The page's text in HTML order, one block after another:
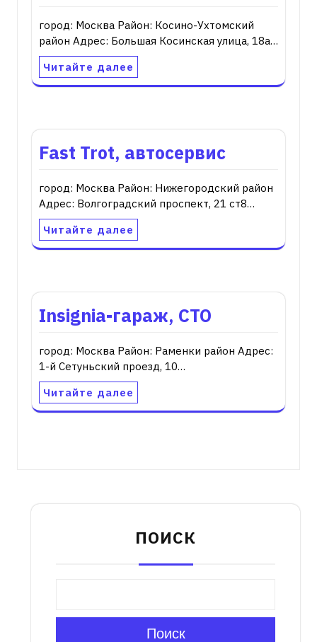
город: Москва Район: Косино-Ухтомский
район Адрес: Большая Косинская улица, 18а…
Читайте далее
Fast Trot, автосервис
город: Москва Район: Нижегородский район
Адрес: Волгоградский проспект, 21 ст8…
Читайте далее
Insignia-гараж, СТО
город: Москва Район: Раменки район Адрес:
1-й Сетуньский проезд, 10…
Читайте далее
ПОИСК
Поиск